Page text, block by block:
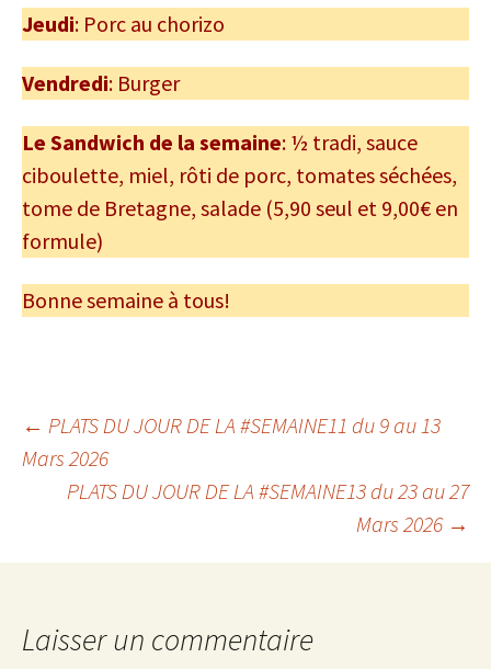
Jeudi: Porc au chorizo
Vendredi: Burger
Le Sandwich de la semaine: ½ tradi, sauce
ciboulette, miel, rôti de porc, tomates séchées,
tome de Bretagne, salade (5,90 seul et 9,00€ en
formule)
Bonne semaine à tous!
Navigation
des
articles
← PLATS DU JOUR DE LA #SEMAINE11 du 9 au 13
Mars 2026
PLATS DU JOUR DE LA #SEMAINE13 du 23 au 27
Mars 2026 →
Laisser un commentaire